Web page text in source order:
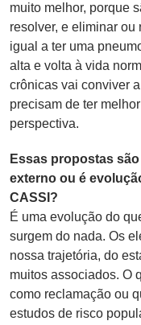
muito melhor, porque
resolver, e eliminar
igual a ter uma
alta e volta à vida
crônicas vai conviver
precisam de ter
perspectiva.
Essas propostas
externo ou é
CASSI?
É uma evolução do
surgem do nada. Os
nossa trajetória, do
muitos associados. O
como reclamação ou
estudos de risco